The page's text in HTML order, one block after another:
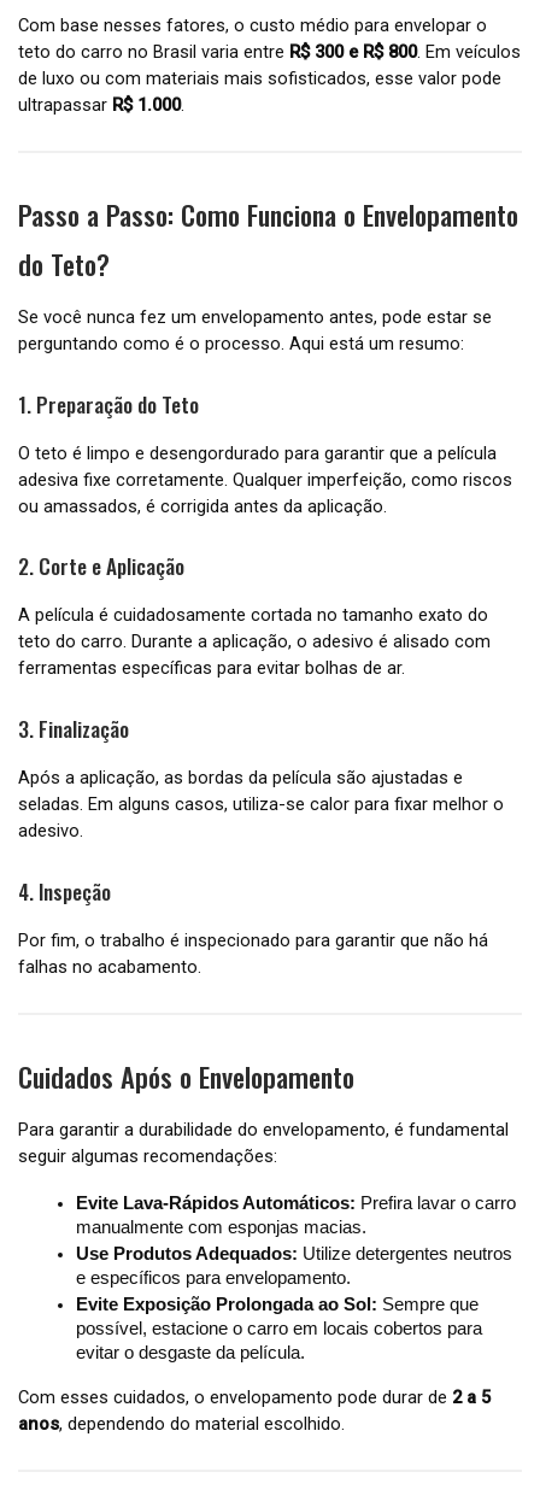
Com base nesses fatores, o custo médio para envelopar o
teto do carro no Brasil varia entre R$ 300 e R$ 800. Em veículos
de luxo ou com materiais mais sofisticados, esse valor pode
ultrapassar R$ 1.000.
Passo a Passo: Como Funciona o Envelopamento
do Teto?
Se você nunca fez um envelopamento antes, pode estar se
perguntando como é o processo. Aqui está um resumo:
1. Preparação do Teto
O teto é limpo e desengordurado para garantir que a película
adesiva fixe corretamente. Qualquer imperfeição, como riscos
ou amassados, é corrigida antes da aplicação.
2. Corte e Aplicação
A película é cuidadosamente cortada no tamanho exato do
teto do carro. Durante a aplicação, o adesivo é alisado com
ferramentas específicas para evitar bolhas de ar.
3. Finalização
Após a aplicação, as bordas da película são ajustadas e
seladas. Em alguns casos, utiliza-se calor para fixar melhor o
adesivo.
4. Inspeção
Por fim, o trabalho é inspecionado para garantir que não há
falhas no acabamento.
Cuidados Após o Envelopamento
Para garantir a durabilidade do envelopamento, é fundamental
seguir algumas recomendações:
Evite Lava-Rápidos Automáticos: Prefira lavar o carro
manualmente com esponjas macias.
Use Produtos Adequados: Utilize detergentes neutros
e específicos para envelopamento.
Evite Exposição Prolongada ao Sol: Sempre que
possível, estacione o carro em locais cobertos para
evitar o desgaste da película.
Com esses cuidados, o envelopamento pode durar de 2 a 5
anos, dependendo do material escolhido.